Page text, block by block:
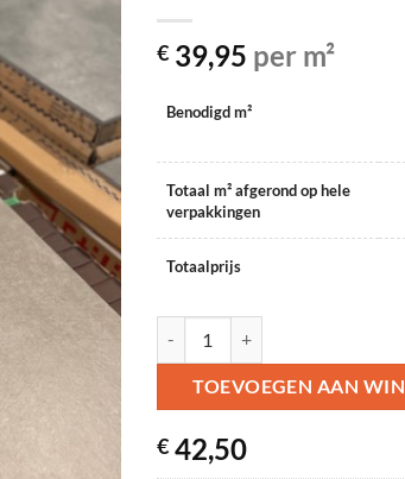
€ 39,95 per m²
Benodigd m²
Totaal m² afgerond op hele
verpakkingen
Totaalprijs
TOEVOEGEN AAN
€ 42,50